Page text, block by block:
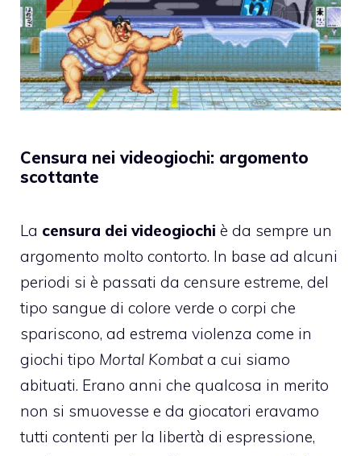
Censura nei videogiochi: argomento
scottante
La censura dei videogiochi è da sempre un
argomento molto contorto. In base ad alcuni
periodi si è passati da censure estreme, del
tipo sangue di colore verde o corpi che
spariscono, ad estrema violenza come in
giochi tipo Mortal Kombata cui siamo
abituati. Erano anni che qualcosa in merito
non si smuovesse e da giocatori eravamo
tutti contenti per la libertà di espressione,